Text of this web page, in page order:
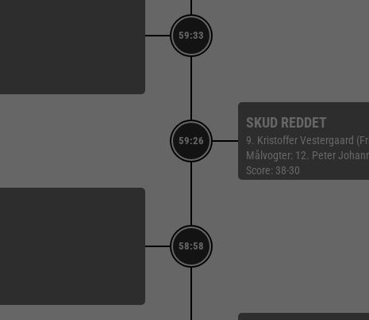
59:33
59:26
SKUD REDDET
9. Kristoffer Vestergaard
Målvogter: 12. Peter
Score: 38-30
58:58